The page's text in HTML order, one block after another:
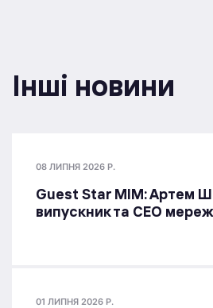
Інші новини
08 ЛИПНЯ 2026 Р.
Guest Star МІМ: Артем
випускник та СЕО
01 ЛИПНЯ 2026 Р.